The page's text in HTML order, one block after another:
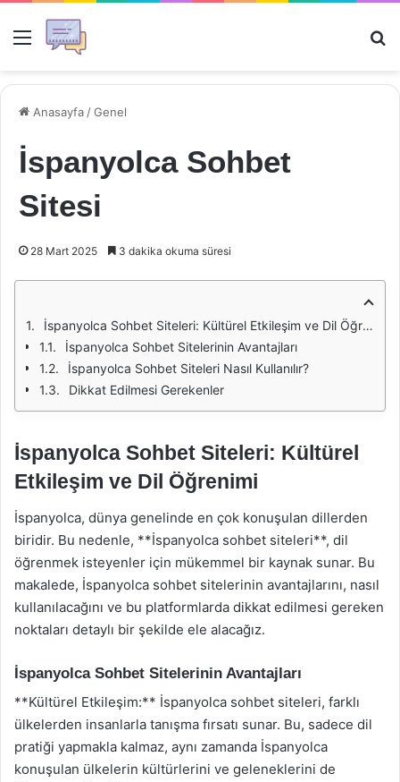
Menü
Anasayfa /Genel
İspanyolca Sohbet
Sitesi
28 Mart 2025 3 dakika okuma süresi
İspanyolca Sohbet Siteleri: Kültürel Etkileşim ve Dil Öğrenimi
İspanyolca Sohbet Sitelerinin Avantajları
İspanyolca Sohbet Siteleri Nasıl Kullanılır?
Dikkat Edilmesi Gerekenler
İspanyolca Sohbet Siteleri: Kültürel
Etkileşim ve Dil Öğrenimi
İspanyolca, dünya genelinde en çok konuşulan dillerden
biridir. Bu nedenle, **İspanyolca sohbet siteleri**, dil
öğrenmek isteyenler için mükemmel bir kaynak sunar. Bu
makalede, İspanyolca sohbet sitelerinin avantajlarını, nasıl
kullanılacağını ve bu platformlarda dikkat edilmesi gereken
noktaları detaylı bir şekilde ele alacağız.
İspanyolca Sohbet Sitelerinin Avantajları
**Kültürel Etkileşim:** İspanyolca sohbet siteleri, farklı
ülkelerden insanlarla tanışma fırsatı sunar. Bu, sadece dil
pratiği yapmakla kalmaz, aynı zamanda İspanyolca
konuşulan ülkelerin kültürlerini ve geleneklerini de